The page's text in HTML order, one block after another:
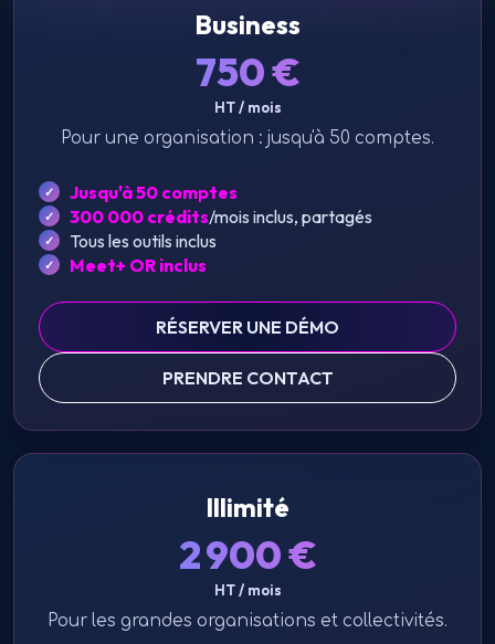
Business
750€
HT / mois
Pour une organisation : jusqu'à 50 comptes.
Jusqu'à 50 comptes
300 000 crédits/mois inclus, partagés
Tous les outils inclus
Meet+ OR inclus
RÉSERVER UNE DÉMO
PRENDRE CONTACT
Illimité
2 900€
HT / mois
Pour les grandes organisations et collectivités.